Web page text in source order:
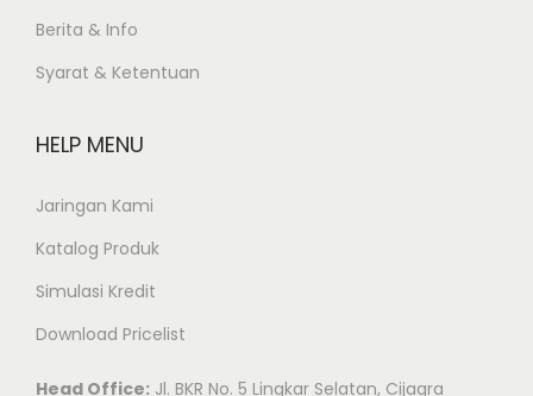
Berita & Info
Syarat & Ketentuan
HELP MENU
Jaringan Kami
Katalog Produk
Simulasi Kredit
Download Pricelist
Head Office: Jl. BKR No. 5 Lingkar Selatan, Cijagra